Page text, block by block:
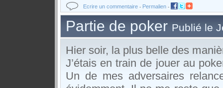
Ecrire un commentaire - Permalien -
Partie de poker Publié le
Hier soir, la plus belle des
J’étais en train de jouer au
Un de mes adversaires